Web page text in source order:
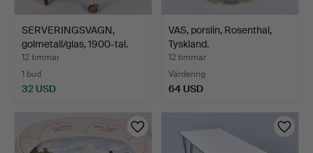
SERVERINGSVAGN,
golmetall/glas, 1900-tal.
12 timmar
1 bud
32 USD
VAS, porslin, Rosenthal,
Tyskland.
12 timmar
Värdering
64 USD